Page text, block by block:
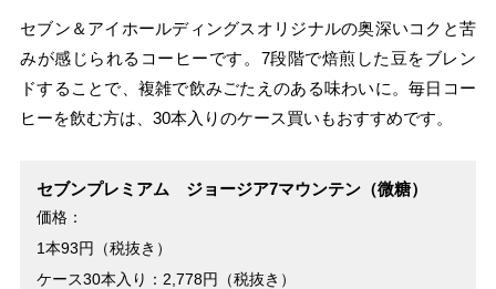
セブン＆アイホールディングスオリジナルの奥深いコクと苦
みが感じられるコーヒーです。7段階で焙煎した豆をブレン
ドすることで、複雑で飲みごたえのある味わいに。毎日コー
ヒーを飲む方は、30本入りのケース買いもおすすめです。
セブンプレミアム ジョージア7マウンテン（微糖）
価格：
1本93円（税抜き）
ケース30本入り：2,778円（税抜き）